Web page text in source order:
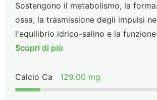
Sostengono il metabolismo, la
ossa, la trasmissione degli impulsi
l'equilibrio idrico-salino e la
Scopri di più
Calcio Ca 129.00 mg